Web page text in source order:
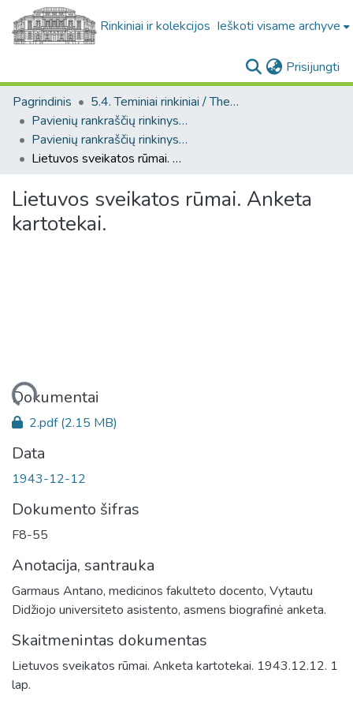
Rinkiniai ir kolekcijos Ieškoti visame archyve
Prisijungti
Pagrindinis
5.4. Teminiai rinkiniai / Thematic collections
Pavienių rankraščių rinkinys. F8
Pavienių rankraščių rinkinys. F8
Lietuvos sveikatos rūmai. Anketa kartotekai.
Lietuvos sveikatos rūmai. Anketa
kartotekai.
Įkeliama...
Dokumentai
2.pdf(2.15 MB)
Data
1943-12-12
Dokumento šifras
F8-55
Anotacija, santrauka
Garmaus Antano, medicinos fakulteto docento, Vytautu
Didžiojo universiteto asistento, asmens biografinė anketa.
Skaitmenintas dokumentas
Lietuvos sveikatos rūmai. Anketa kartotekai. 1943.12.12. 1
lap.